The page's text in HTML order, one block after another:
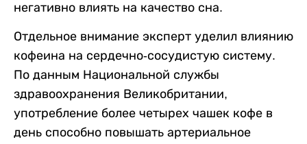
негативно влиять на качество сна.
Отдельное внимание эксперт уделил влиянию
кофеина на сердечно-сосудистую систему.
По данным Национальной службы
здравоохранения Великобритании,
употребление более четырех чашек кофе в
день способно повышать артериальное